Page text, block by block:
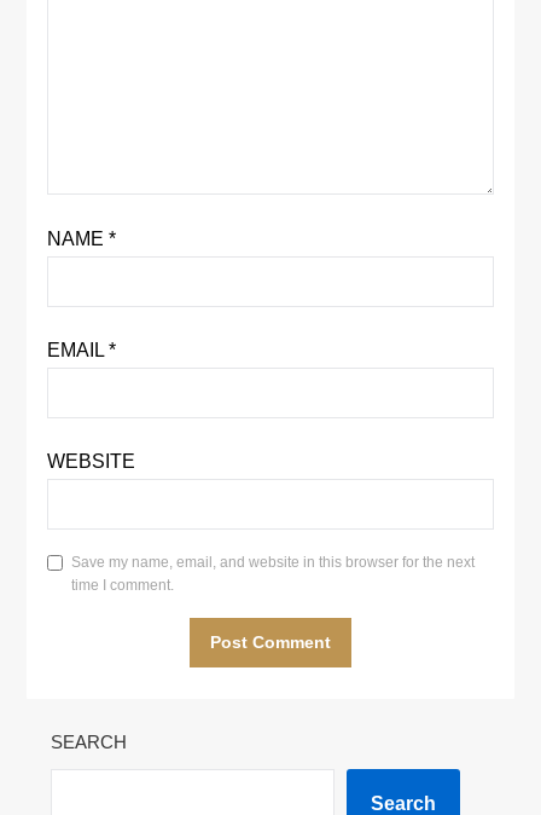
NAME *
EMAIL *
WEBSITE
Save my name, email, and website in this browser for the next
time I comment.
SEARCH
Search